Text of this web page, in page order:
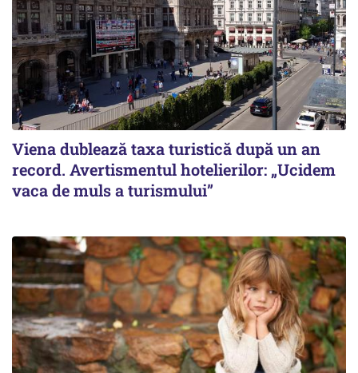
Viena dublează taxa turistică după un an
record. Avertismentul hotelierilor: „Ucidem
vaca de muls a turismului”